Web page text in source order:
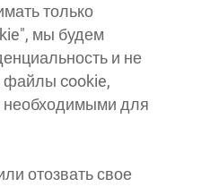
только
мы будем
и не
файлы cookie,
необходимыми для
отозвать свое